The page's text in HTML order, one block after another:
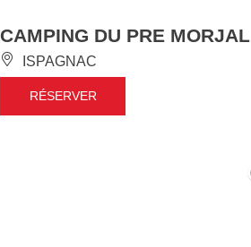
CAMPING DU PRE MORJAL
ISPAGNAC
RÉSERVER